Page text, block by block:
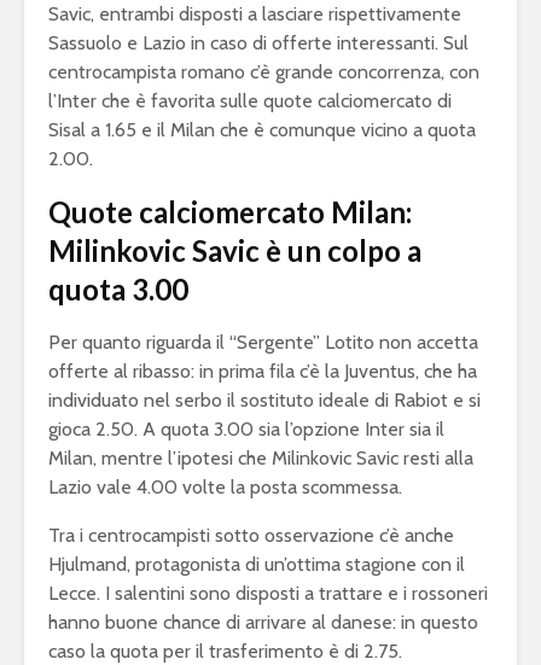
Savic, entrambi disposti a lasciare rispettivamente
Sassuolo e Lazio in caso di offerte interessanti. Sul
centrocampista romano c’è grande concorrenza, con
l’Inter che è favorita sulle quote calciomercato di
Sisal a 1.65 e il Milan che è comunque vicino a quota
2.00.
Quote calciomercato Milan:
Milinkovic Savic è un colpo a
quota 3.00
Per quanto riguarda il “Sergente” Lotito non accetta
offerte al ribasso: in prima fila c’è la Juventus, che ha
individuato nel serbo il sostituto ideale di Rabiot e si
gioca 2.50. A quota 3.00 sia l’opzione Inter sia il
Milan, mentre l’ipotesi che Milinkovic Savic resti alla
Lazio vale 4.00 volte la posta scommessa.
Tra i centrocampisti sotto osservazione c’è anche
Hjulmand, protagonista di un’ottima stagione con il
Lecce. I salentini sono disposti a trattare e i rossoneri
hanno buone chance di arrivare al danese: in questo
caso la quota per il trasferimento è di 2.75.